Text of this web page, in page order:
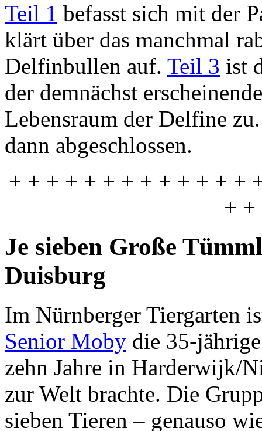
Teil 1 befasst sich mit der
klärt über das manchmal
Delfinbullen auf. Teil 3 ist
der demnächst
Lebensraum der Delfine
dann abgeschlossen.
+ + + + + + + + + + + + +
+ +
Je sieben Große
Duisburg
Im Nürnberger Tiergarten
Senior Moby die 35-
zehn Jahre in Harderwijk/
zur Welt brachte. Die
sieben Tieren – genauso